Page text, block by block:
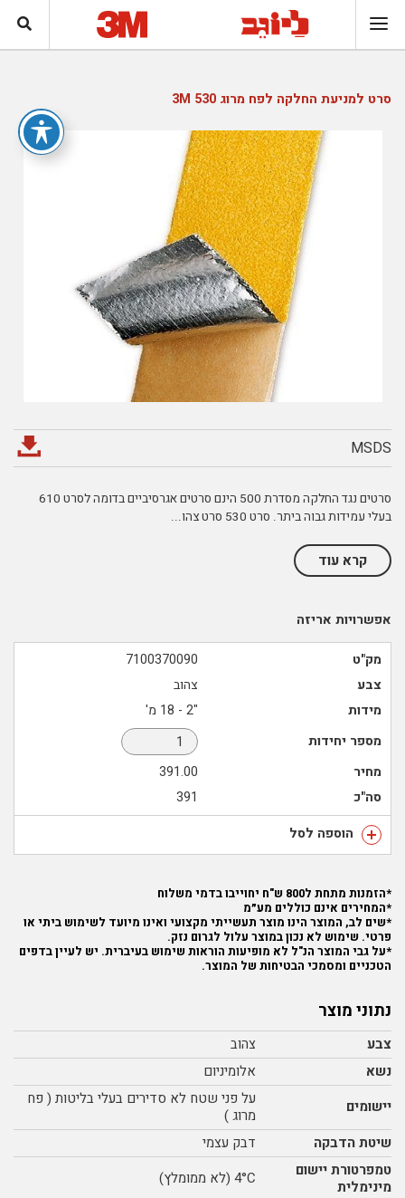
סרט למניעת החלקה לפח מרוג 530 3M
MSDS
סרטים נגד החלקה מסדרת 500 הינם סרטים אגרסיביים בדומה לסרט 610
בעלי עמידות גבוה ביתר. סרט 530 סרט צהו
...
קרא עוד
אפשרויות אריזה
מק"ט
7100370090
צבע
צהוב
מידות
"2 - 18 מ'
מספר יחידות
מחיר
391.00
סה"כ
391
הוספה לסל
*הזמנות מתחת ל800 ש"ח יחוייבו בדמי משלוח
*המחירים אינם כוללים מע״מ
*שים לב, המוצר הינו מוצר תעשייתי מקצועי ואינו מיועד לשימוש ביתי או
פרטי. שימוש לא נכון במוצר עלול לגרום נזק.
*על גבי המוצר הנ"ל לא מופיעות הוראות שימוש בעיברית. יש לעיין בדפים
הטכניים ומסמכי הבטיחות של המוצר.
נתוני מוצר
צבע
צהוב
נשא
אלומיניום
יישומים
על פני שטח לא סדירים בעלי בליטות ( פח
מרוג )
שיטת הדבקה
דבק עצמי
טמפרטורת יישום
מינימלית
4°C (לא ממומלץ)